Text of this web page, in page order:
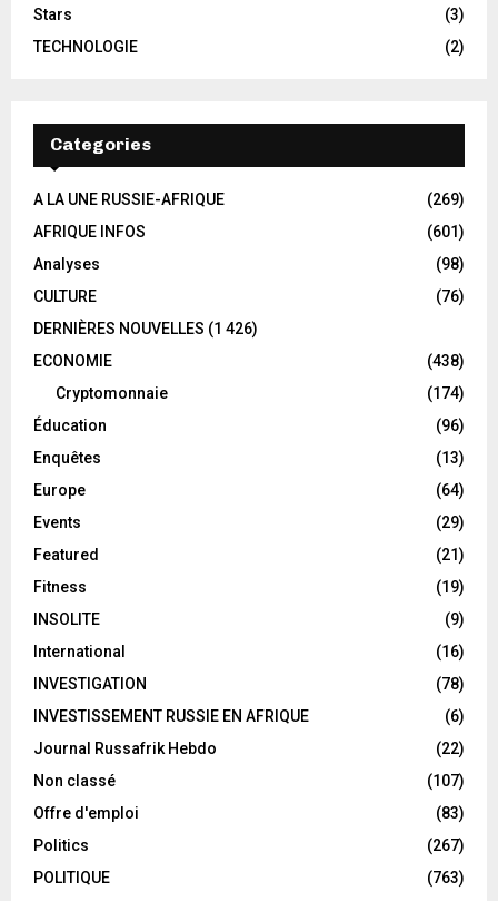
Stars
(3)
TECHNOLOGIE
(2)
Categories
A LA UNE RUSSIE-AFRIQUE
(269)
AFRIQUE INFOS
(601)
Analyses
(98)
CULTURE
(76)
DERNIÈRES NOUVELLES (1 426)
ECONOMIE
(438)
Cryptomonnaie
(174)
Éducation
(96)
Enquêtes
(13)
Europe
(64)
Events
(29)
Featured
(21)
Fitness
(19)
INSOLITE
(9)
International
(16)
INVESTIGATION
(78)
INVESTISSEMENT RUSSIE EN AFRIQUE
(6)
Journal Russafrik Hebdo
(22)
Non classé
(107)
Offre d'emploi
(83)
Politics
(267)
POLITIQUE
(763)